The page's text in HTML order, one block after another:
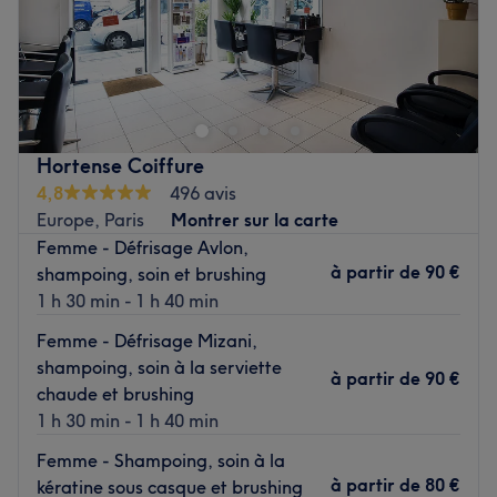
Un salon chaleureux et mixte, niché en plein coeur de
Paris dans le 9ème arrondissement :
Accès : station Blanche ligne 2 en métro
Coiffeur avec de l'expérience vous proposant tout type de
prestations pour sublimer vos cheveux. Une esthéticienne
est également présente pour répondre à tout vos besoins
afin de parfaire votre mise en beauté.
Bienvenue chez Pretty Beaute by Yvan !
Voir le salon
Hortense Coiffure
4,8
496 avis
Europe, Paris
Montrer sur la carte
Femme - Défrisage Avlon,
shampoing, soin et brushing
1 h 30 min - 1 h 40 min
à partir de 90 €
Femme - Défrisage Mizani,
shampoing, soin à la serviette
chaude et brushing
1 h 30 min - 1 h 40 min
à partir de 90 €
Femme - Shampoing, soin à la
kératine sous casque et brushing
à partir de 80 €